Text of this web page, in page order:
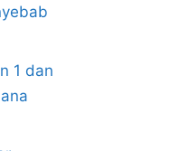
1 dan